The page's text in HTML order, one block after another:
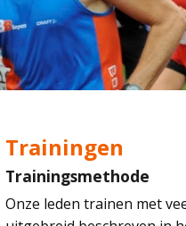
Trainingen
Trainingsmethode
Onze leden trainen met